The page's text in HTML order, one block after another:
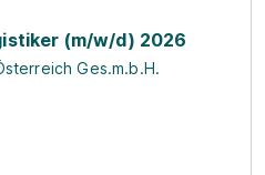
(m/w/d) 2026
Ges.m.b.H.